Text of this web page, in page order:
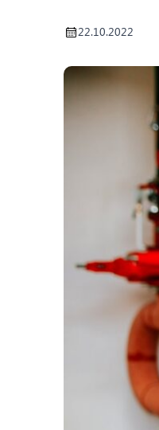
22.10.2022